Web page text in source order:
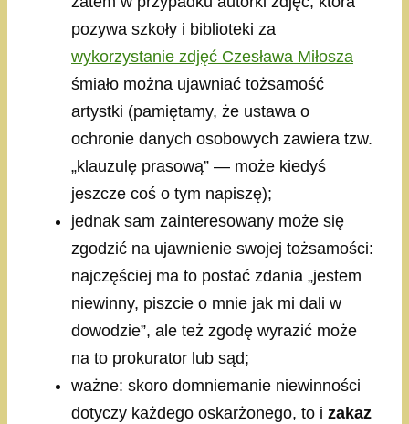
pozywa szkoły i biblioteki za
wykorzystanie zdjęć Czesława Miłosza
śmiało można ujawniać tożsamość
artystki (pamiętamy, że ustawa o
ochronie danych osobowych zawiera tzw.
„klauzulę prasową” — może kiedyś
jeszcze coś o tym napiszę);
jednak sam zainteresowany może się
zgodzić na ujawnienie swojej tożsamości:
najczęściej ma to postać zdania „jestem
niewinny, piszcie o mnie jak mi dali w
dowodzie”, ale też zgodę wyrazić może
na to prokurator lub sąd;
ważne: skoro domniemanie niewinności
dotyczy każdego oskarżonego, to i zakaz